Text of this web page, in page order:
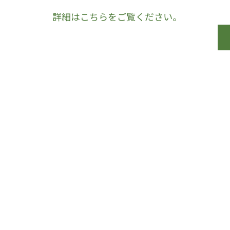
詳細はこちらをご覧ください。